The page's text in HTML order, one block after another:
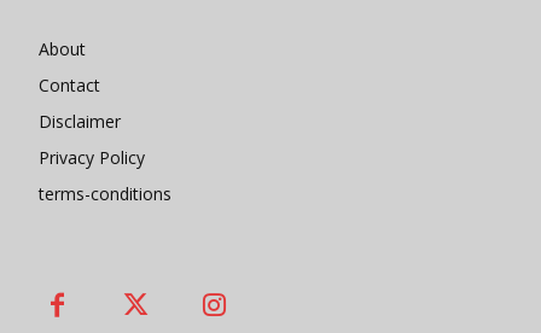
About
Contact
Disclaimer
Privacy Policy
terms-conditions